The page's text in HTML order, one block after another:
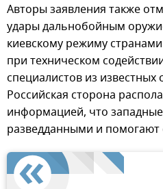
Авторы заявления также
удары дальнобойным
киевскому режиму
при техническом
специалистов из известных
Российская сторона
информацией, что
разведданными и помогают